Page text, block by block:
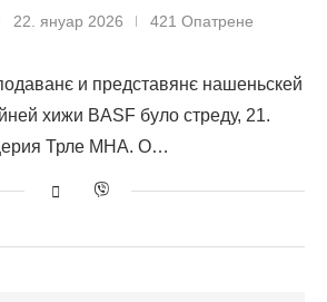
22. януар 2026 421 Опатрене
и представянє нашеньскей
хижи BASF було стреду, 21.
Трле МНА. О…